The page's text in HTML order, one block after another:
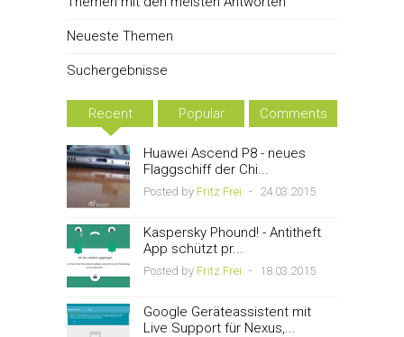
Neueste Themen
Suchergebnisse
Recent Popular Comments
Huawei Ascend P8 - neues
Flaggschiff der Chi...
Posted by Fritz Frei - 24.03.2015
Kaspersky Phound! - Antitheft
App schützt pr...
Posted by Fritz Frei - 18.03.2015
Google Geräteassistent mit
Live Support für Nexus,...